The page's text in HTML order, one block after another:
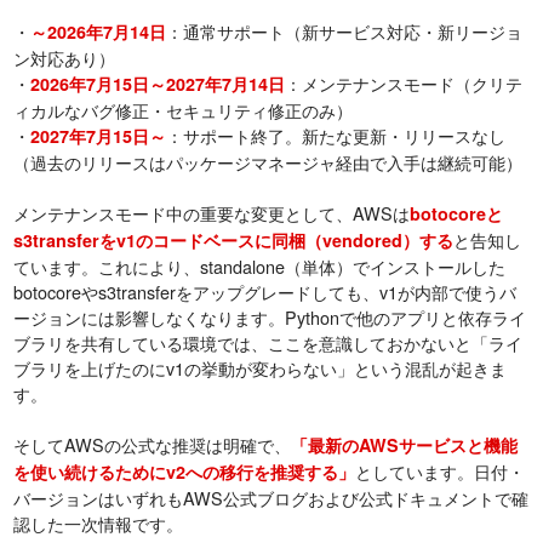
・ ～2026年7月14日 ：通常サポート（新サービス対応・新リージョ
ン対応あり）
・2026年7月15日～2027年7月14日 ：メンテナンスモード（クリテ
ィカルなバグ修正・セキュリティ修正のみ）
・2027年7月15日～ ：サポート終了。新たな更新・リリースなし
（過去のリリースはパッケージマネージャ経由で入手は継続可能）
メンテナンスモード中の重要な変更として、AWSはbotocoreと
s3transferをv1のコードベースに同梱（vendored）すると告知し
ています。これにより、standalone（単体）でインストールした
botocoreやs3transferをアップグレードしても、v1が内部で使うバ
ージョンには影響しなくなります。Pythonで他のアプリと依存ライ
ブラリを共有している環境では、ここを意識しておかないと「ライ
ブラリを上げたのにv1の挙動が変わらない」という混乱が起きま
す。
そしてAWSの公式な推奨は明確で、
「最新のAWSサービスと機能
を使い続けるためにv2への移行を推奨する」 としています。日付・
バージョンはいずれもAWS公式ブログおよび公式ドキュメントで確
認した一次情報です。